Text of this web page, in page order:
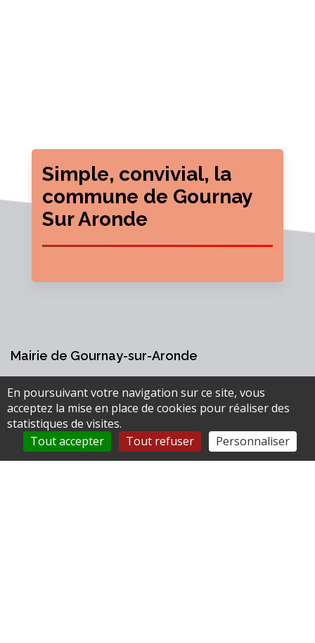
Simple, convivial, la
commune de Gournay
Sur Aronde
Mairie de Gournay-sur-Aronde
1 bis Place du Jeu de Paume
60190 Gournay-sur-Aronde
0344422267
mairie@gournaysuraronde.com
En poursuivant votre navigation sur ce site, vous
acceptez la mise en place de cookies pour réaliser des
statistiques de visites.
Tout accepter
Tout refuser Personnaliser